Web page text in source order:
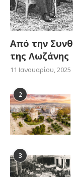
Από την
της Λωζάνης
11 Ιανουαρίου, 2025
2
3